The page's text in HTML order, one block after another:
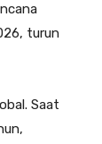
turun
Saat